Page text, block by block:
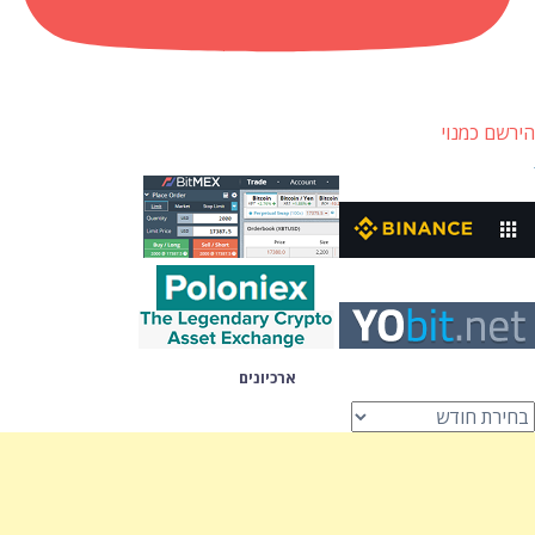
הירשם כמנוי
ארכיונים
ארכיונים